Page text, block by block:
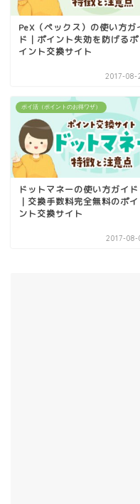
PeX（ペックス）の使い方ガ
ド｜ポイント失効を防げるポ
イント交換サイト
2017-08-
ポイ活（ポイントのお得ワザ）
ドットマネーの使い方ガイド
｜交換手数料完全無料のポイ
ント交換サイト
2017-08-